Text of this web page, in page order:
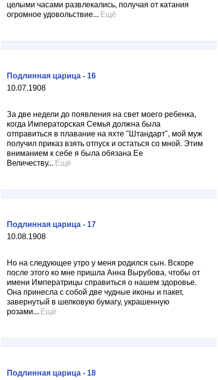
целыми часами развлекались, получая от катания
огромное удовольствие... Ещё
10.07.1908
Подлинная царица - 16
За две недели до появления на свет моего ребенка,
когда Императорская Семья должна была
отправиться в плавание на яхте "Штандарт", мой муж
получил приказ взять отпуск и остаться со мной. Этим
вниманием к себе я была обязана Ее
Величеству... Ещё
10.08.1908
Подлинная царица - 17
Но на следующее утро у меня родился сын. Вскоре
после этого ко мне пришла Анна Вырубова, чтобы от
имени Императрицы справиться о нашем здоровье.
Она принесла с собой две чудные иконы и пакет,
завернутый в шелковую бумагу, украшенную
розами... Ещё
Подлинная царица - 18